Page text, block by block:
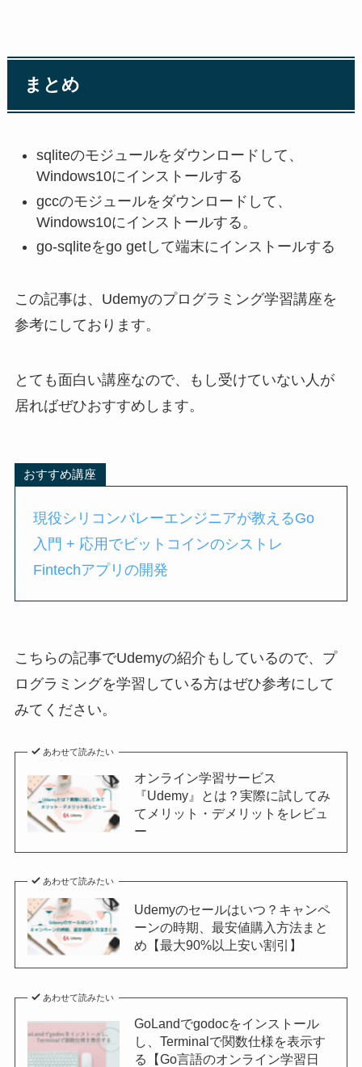
まとめ
sqliteのモジュールをダウンロードして、
Windows10にインストールする
gccのモジュールをダウンロードして、
Windows10にインストールする。
go-sqliteをgo getして端末にインストールする
この記事は、Udemyのプログラミング学習講座を
参考にしております。
とても面白い講座なので、もし受けていない人が
居ればぜひおすすめします。
おすすめ講座
現役シリコンバレーエンジニアが教えるGo
入門 + 応用でビットコインのシストレ
Fintechアプリの開発
こちらの記事でUdemyの紹介もしているので、プ
ログラミングを学習している方はぜひ参考にして
みてください。
あわせて読みたい
オンライン学習サービス
『Udemy』とは？実際に試してみ
てメリット・デメリットをレビュ
ー
あわせて読みたい
Udemyのセールはいつ？キャンペ
ーンの時期、最安値購入方法まと
め【最大90%以上安い割引】
あわせて読みたい
GoLandでgodocをインストール
し、Terminalで関数仕様を表示す
る【Go言語のオンライン学習日